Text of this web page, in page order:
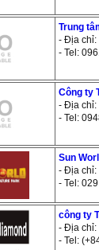
Trung
- Địa chỉ:
- Tel:
Công ty
- Địa chỉ:
- Tel:
Sun
- Địa chỉ:
- Tel:
công ty
- Địa chỉ:
- Tel: